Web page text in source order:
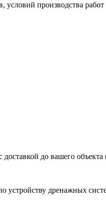
условий производства работ
до вашего
дренажных